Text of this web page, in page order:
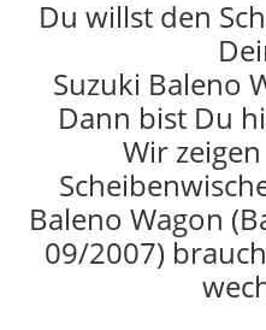
Du willst den
Suzuki Baleno
Dann bist Du
Wir
Baleno Wagon
09/2007)